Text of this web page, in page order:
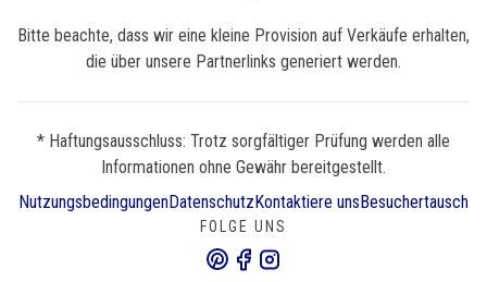
Bitte beachte, dass wir eine kleine Provision auf Verkäufe erhalten,
die über unsere Partnerlinks generiert werden.
* Haftungsausschluss: Trotz sorgfältiger Prüfung werden alle
Informationen ohne Gewähr bereitgestellt.
NutzungsbedingungenDatenschutz Kontaktiere uns Besuchertausch
FOLGE UNS